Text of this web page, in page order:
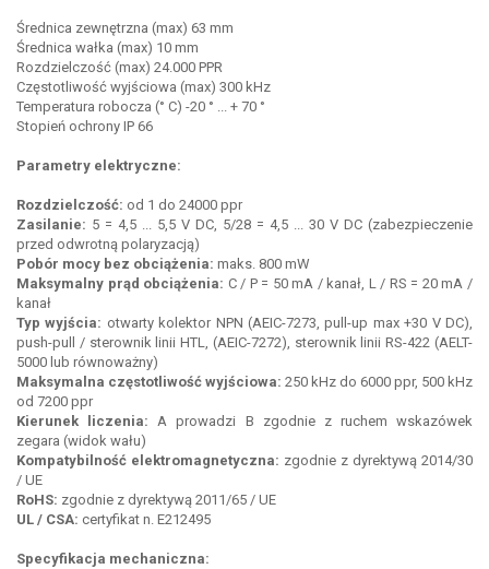
Średnica zewnętrzna (max) 63 mm
Średnica wałka (max) 10 mm
Rozdzielczość (max) 24.000 PPR
Częstotliwość wyjściowa (max) 300 kHz
Temperatura robocza (° C) -20 ° ... + 70 °
Stopień ochrony IP 66
Parametry elektryczne:
Rozdzielczość: od 1 do 24000 ppr
Zasilanie: 5 = 4,5 ... 5,5 V DC, 5/28 = 4,5 ... 30 V DC (zabezpieczenie
przed odwrotną polaryzacją)
Pobór mocy bez obciążenia: maks. 800 mW
Maksymalny prąd obciążenia: C / P = 50 mA / kanał, L / RS = 20 mA /
kanał
Typ wyjścia: otwarty kolektor NPN (AEIC-7273, pull-up max +30 V DC),
push-pull / sterownik linii HTL, (AEIC-7272), sterownik linii RS-422 (AELT-
5000 lub równoważny)
Maksymalna częstotliwość wyjściowa: 250 kHz do 6000 ppr, 500 kHz
od 7200 ppr
Kierunek liczenia: A prowadzi B zgodnie z ruchem wskazówek
zegara (widok wału)
Kompatybilność elektromagnetyczna: zgodnie z dyrektywą 2014/30
/ UE
RoHS: zgodnie z dyrektywą 2011/65 / UE
UL / CSA: certyfikat n. E212495
Specyfikacja mechaniczna: